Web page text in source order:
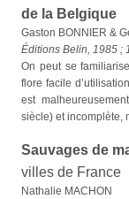
de la Belgique
Gaston BONNIER &
Éditions Belin, 1985 ;
On peut se
flore facile
est
siècle) et incomplète,
Sauvages de
villes de France
Nathalie MACHON